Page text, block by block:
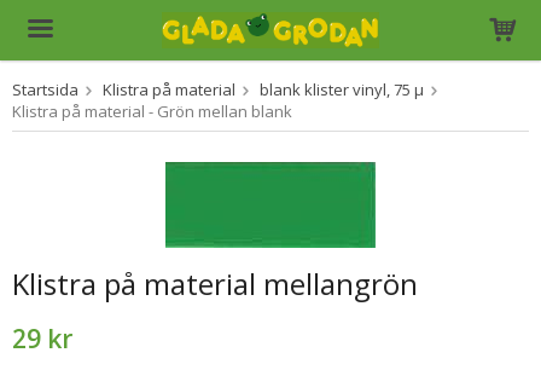
Produkten har blivit tillagd i varukorgen
Startsida Klistra på material
blank klister vinyl, 75 µ
Klistra på material - Grön mellan blank
Klistra på material mellangrön
29 kr